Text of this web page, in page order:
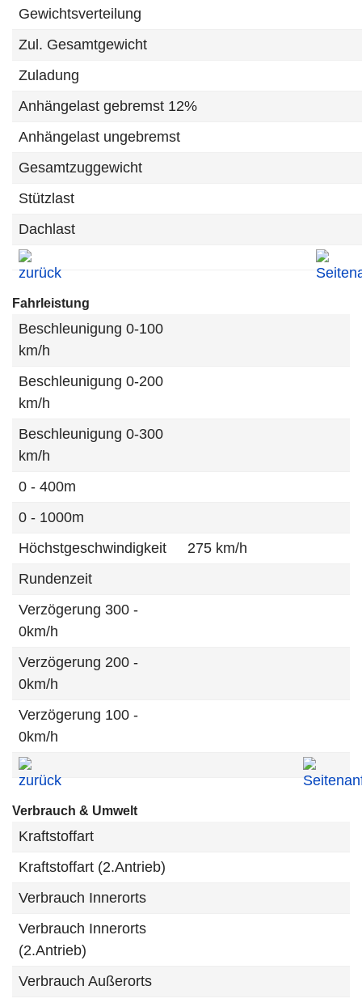
Gewichtsverteilung
Zul. Gesamtgewicht
Zuladung
Anhängelast gebremst 12%
Anhängelast ungebremst
Gesamtzuggewicht
Stützlast
Dachlast
Fahrleistung
Beschleunigung 0-100
km/h
Beschleunigung 0-200
km/h
Beschleunigung 0-300
km/h
0 - 400m
0 - 1000m
Höchstgeschwindigkeit
275 km/h
Rundenzeit
Verzögerung 300 -
0km/h
Verzögerung 200 -
0km/h
Verzögerung 100 -
0km/h
Verbrauch & Umwelt
Kraftstoffart
Kraftstoffart (2.Antrieb)
Verbrauch Innerorts
Verbrauch Innerorts
(2.Antrieb)
Verbrauch Außerorts